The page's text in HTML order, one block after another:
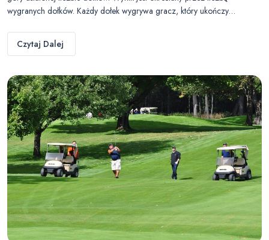
wygranych dołków. Każdy dołek wygrywa gracz, który ukończy…
Czytaj Dalej